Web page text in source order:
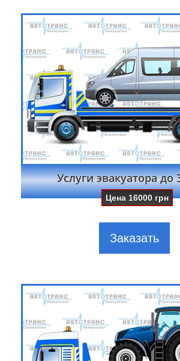
Услуги эвакуатора до
Цена16000 грн
Заказать